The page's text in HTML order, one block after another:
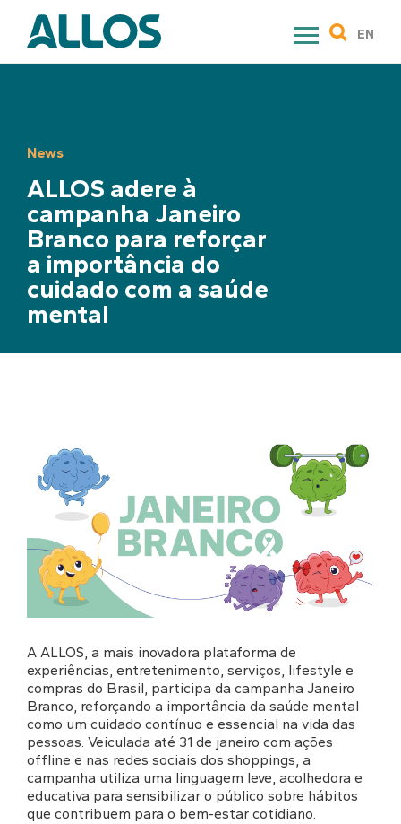
content
EN
News
ALLOS adere à
campanha Janeiro
Branco para reforçar
a importância do
cuidado com a saúde
mental
A ALLOS, a mais inovadora plataforma de
experiências, entretenimento, serviços, lifestyle e
compras do Brasil, participa da campanha Janeiro
Branco, reforçando a importância da saúde mental
como um cuidado contínuo e essencial na vida das
pessoas. Veiculada até 31 de janeiro com ações
offline e nas redes sociais dos shoppings, a
campanha utiliza uma linguagem leve, acolhedora e
educativa para sensibilizar o público sobre hábitos
que contribuem para o bem-estar cotidiano.